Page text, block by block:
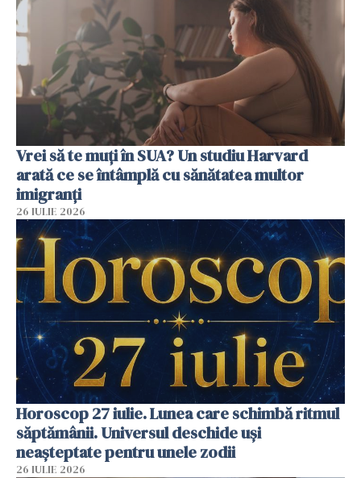
Vrei să te muți în SUA? Un studiu Harvard
arată ce se întâmplă cu sănătatea multor
imigranți
26 IULIE 2026
Horoscop 27 iulie. Lunea care schimbă ritmul
săptămânii. Universul deschide uși
neașteptate pentru unele zodii
26 IULIE 2026